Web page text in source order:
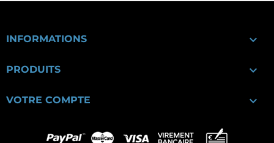
INFORMATIONS 
PRODUITS 
VOTRE COMPTE 